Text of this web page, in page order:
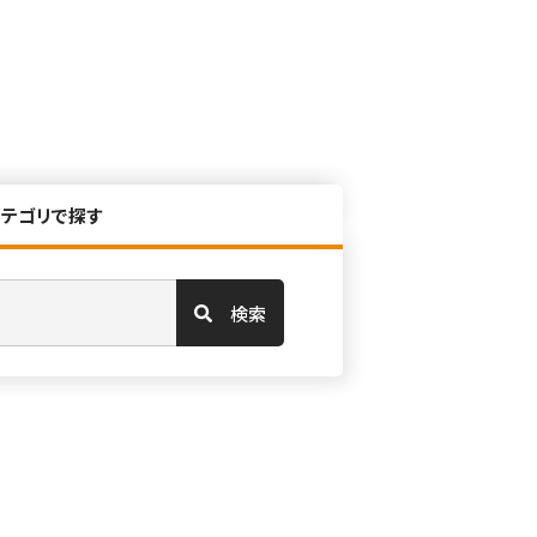
ゴリで探す
検索